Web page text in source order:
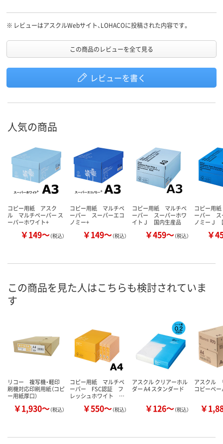
※ レビューはアスクルWebサイト、LOHACOに投稿された内容です。
この商品のレビューを全て見る
レビューを書く
人気の商品
コピー用紙 アスク
ル マルチペーパー ス
ーパーホワイト+
￥149～（税込）
コピー用紙 マルチペ
ーパー スーパーエコ
ノミー+
￥149～（税込）
コピー用紙 マルチペ
ーパー スーパーホワ
イトＪ 国内生産品
￥459～（税込）
コピー用
ーパー ス
ノミーＪ
￥
この商品を見た人はこちらも検討されていま
す
リコー 複写機・軽印
刷機対応印刷用紙（コピ
ー用紙厚口）
￥1,930～（税込）
コピー用紙 マルチペ
ーパー FSC認証 フ
レッシュホワイト …
￥550～（税込）
アスクル クリアーホル
ダー A4 スタンダード
￥126～（税込）
アスクル
コピーペ
￥